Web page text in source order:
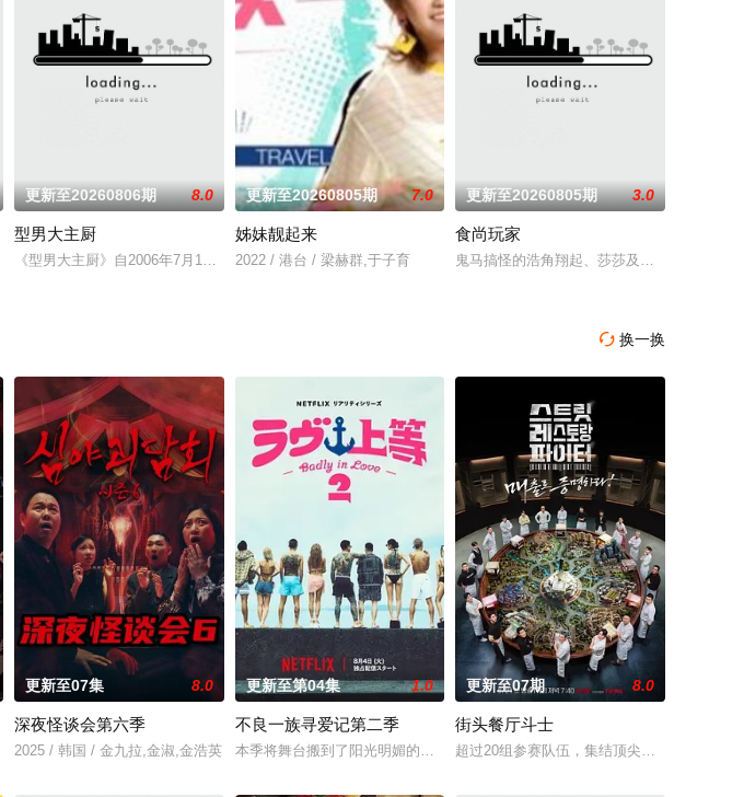
新拾起主持棒，带大家继续闹着玩！
更新至20260806期 8.0
型男大主厨
《型男大主厨》自2006年7月10日首播推出以来，收视率长期占据台湾美食教学类节目收视第一名的位置，内容综合
更新至20260805期 7.0
姊妹靓起来
2022 / 港台 / 梁赫群,于子育
更新至20260805期 3.0
食尚玩家
鬼马搞怪的浩角翔起、莎莎及其他主持人，
 换一换
他，她爱她。 是兄弟，是姐妹，是情敌。 今天爱男人明天爱
珉、TXT的杋圭等神级阵容破天荒集结，同场大玩推理游戏！面对真真假假的线索和无处不在
更新至07集 8.0
深夜怪谈会第六季
2025 / 韩国 / 金九拉,金淑,金浩英
更新至第04集 1.0
不良一族寻爱记第二季
本季将舞台搬到了阳光明媚的冲绳，来自日本各地的暴走族与不良男女齐聚新学
更新至07期 8.0
街头餐厅斗士
超过20组参赛队伍，集结顶尖明星主厨与尚